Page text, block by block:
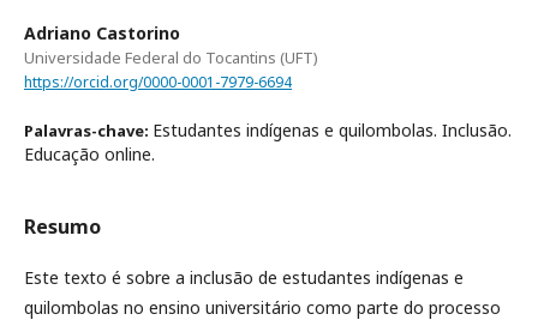
Adriano Castorino
Universidade Federal do Tocantins (UFT)
https://orcid.org/0000-0001-7979-6694
Palavras-chave: Estudantes indígenas e quilombolas. Inclusão.
Educação online.
Resumo
Este texto é sobre a inclusão de estudantes indígenas e
quilombolas no ensino universitário como parte do processo